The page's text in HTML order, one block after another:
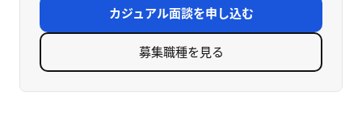
カジュアル面談を申し込む
募集職種を見る